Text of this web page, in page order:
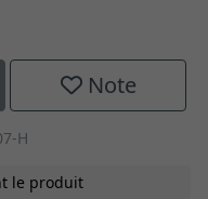
Note
H
le produit